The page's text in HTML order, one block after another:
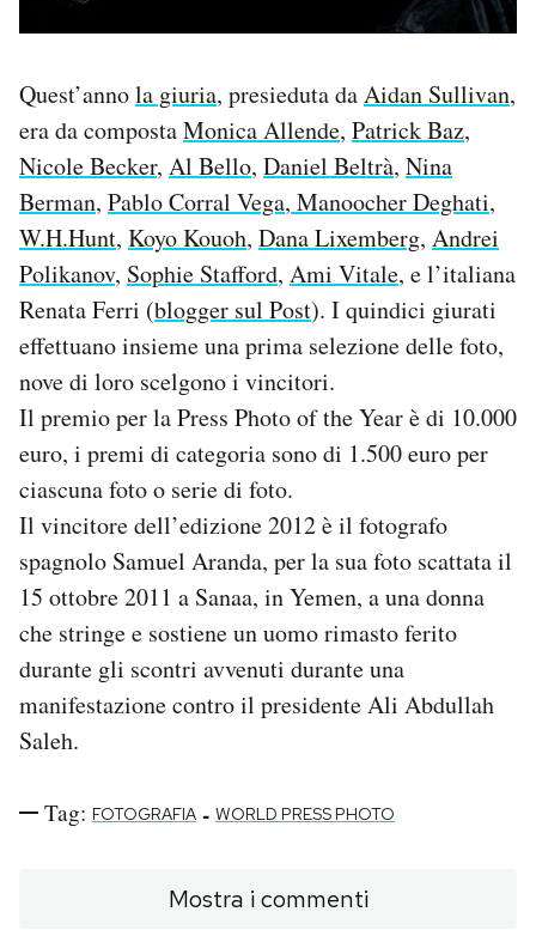
Quest’annola giuria, presieduta daAidan Sullivan,
era da compostaMonica Allende, Patrick Baz,
Nicole Becker, Al Bello, Daniel Beltrà, Nina
Berman, Pablo Corral Vega, Manoocher Deghati,
W.H.Hunt, Koyo Kouoh, Dana Lixemberg, Andrei
Polikanov, Sophie Stafford, Ami Vitale, e l’italiana
Renata Ferri (blogger sul Post). I quindici giurati
effettuano insieme una prima selezione delle foto,
nove di loro scelgono i vincitori.
Il premio per la Press Photo of the Year è di 10.000
euro, i premi di categoria sono di 1.500 euro per
ciascuna foto o serie di foto.
Il vincitore dell’edizione 2012 è il fotografo
spagnolo Samuel Aranda, per la sua foto scattata il
15 ottobre 2011 a Sanaa, in Yemen, a una donna
che stringe e sostiene un uomo rimasto ferito
durante gli scontri avvenuti durante una
manifestazione contro il presidente Ali Abdullah
Saleh.
Tag: FOTOGRAFIA - WORLD PRESS PHOTO
Mostra i commenti